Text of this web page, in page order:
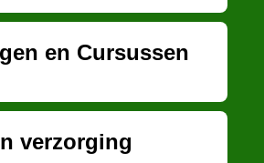
en Cursussen
verzorging